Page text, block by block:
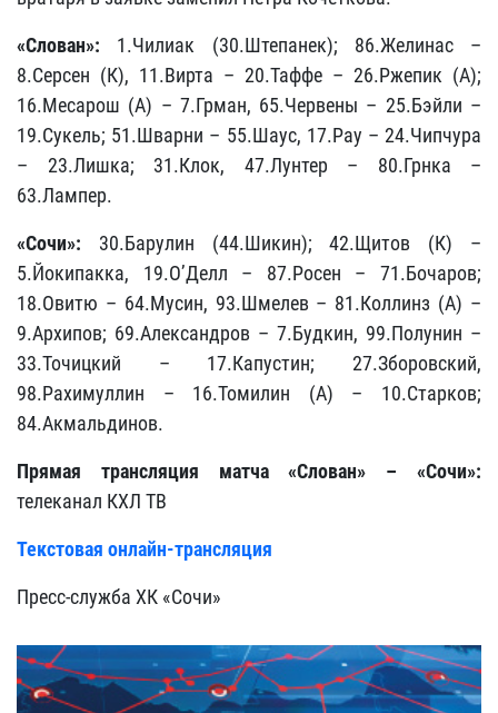
«Слован»: 1.Чилиак (30.Штепанек); 86.Желинас –
8.Серсен (К), 11.Вирта – 20.Таффе – 26.Ржепик (А);
16.Месарош (А) – 7.Грман, 65.Червены – 25.Бэйли –
19.Сукель; 51.Шварни – 55.Шаус, 17.Рау – 24.Чипчура
– 23.Лишка; 31.Клок, 47.Лунтер – 80.Грнка –
63.Лампер.
«Сочи»: 30.Барулин (44.Шикин); 42.Щитов (К) –
5.Йокипакка, 19.О’Делл – 87.Росен – 71.Бочаров;
18.Овитю – 64.Мусин, 93.Шмелев – 81.Коллинз (А) –
9.Архипов; 69.Александров – 7.Будкин, 99.Полунин –
33.Точицкий – 17.Капустин; 27.Зборовский,
98.Рахимуллин – 16.Томилин (А) – 10.Старков;
84.Акмальдинов.
Прямая трансляция матча«Слован» – «Сочи»:
телеканал КХЛ ТВ
Текстовая онлайн-трансляция
Пресс-служба ХК «Сочи»